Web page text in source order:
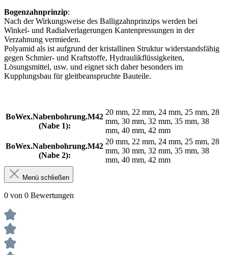
Bogenzahnprinzip:
Nach der Wirkungsweise des Balligzahnprinzips werden bei
Winkel- und Radialverlagerungen Kantenpressungen in der
Verzahnung vermieden.
Polyamid als ist aufgrund der kristallinen Struktur widerstandsfähig
gegen Schmier- und Kraftstoffe, Hydraulikflüssigkeiten,
Lösungsmittel, usw. und eignet sich daher besonders im
Kupplungsbau für gleitbeanspruchte Bauteile.
BoWex.Nabenbohrung.M42
(Nabe 1):
20 mm, 22 mm, 24 mm, 25 mm, 28
mm, 30 mm, 32 mm, 35 mm, 38
mm, 40 mm, 42 mm
BoWex.Nabenbohrung.M42
(Nabe 2):
20 mm, 22 mm, 24 mm, 25 mm, 28
mm, 30 mm, 32 mm, 35 mm, 38
mm, 40 mm, 42 mm
Menü schließen
0 von 0 Bewertungen